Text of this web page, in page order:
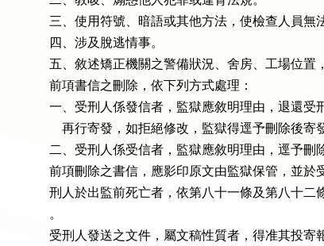
三、使用符號、暗語或其他方法，使檢查人員無
四、涉及脫逃情事。
五、敘述矯正機關之警備狀況、舍房、工場位置
前項書信之刪除，依下列方式處理：
一、受刑人係發信者，監獄應敘明理由，退還受
再行寄發，如拒絕修改，監獄得逕予刪除後寄
二、受刑人係受信者，監獄應敘明理由，逕予刪
前項刪除之書信，應影印原文由監獄保管，並於
刑人於出監前死亡者，依第八十一條及第八十二
。
受刑人發送之文件，屬文稿性質者，得准其投寄